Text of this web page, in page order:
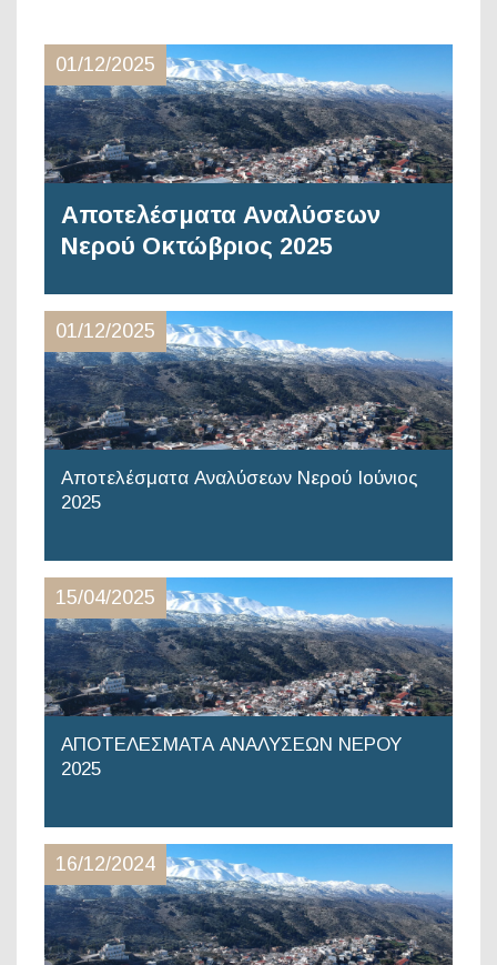
01/12/2025
Αποτελέσματα Αναλύσεων
Νερού Οκτώβριος 2025
01/12/2025
Αποτελέσματα Αναλύσεων Νερού Ιούνιος
2025
15/04/2025
ΑΠΟΤΕΛΕΣΜΑΤΑ ΑΝΑΛΥΣΕΩΝ ΝΕΡΟΥ
2025
16/12/2024